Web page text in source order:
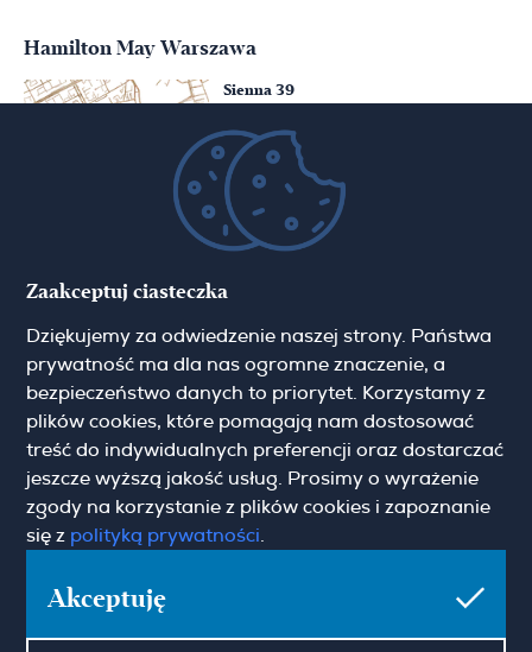
Hamilton May Warszawa
Sienna 39
(+48) 22 428 16 15
warsaw@hamiltonmay.com
31-117 Krakow
(+48) 12 426 51 26
krakow@hamiltonmay.com
Hamilton May Wrocław
wroclaw@hamiltonmay.com
Zaakceptuj ciasteczka
Dziękujemy za odwiedzenie naszej strony. Państwa
prywatność ma dla nas ogromne znaczenie, a
bezpieczeństwo danych to priorytet. Korzystamy z
plików cookies, które pomagają nam dostosować
treść do indywidualnych preferencji oraz dostarczać
jeszcze wyższą jakość usług. Prosimy o wyrażenie
zgody na korzystanie z plików cookies i zapoznanie
się z polityką prywatności
Akceptuję